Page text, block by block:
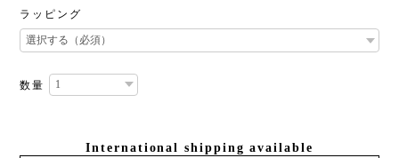
ラッピング
数量
International shipping available